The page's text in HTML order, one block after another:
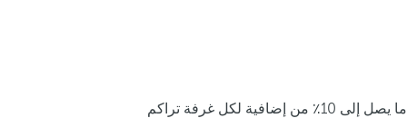
ما يصل إلى 10٪ من إضافية لكل غرفة تراكم